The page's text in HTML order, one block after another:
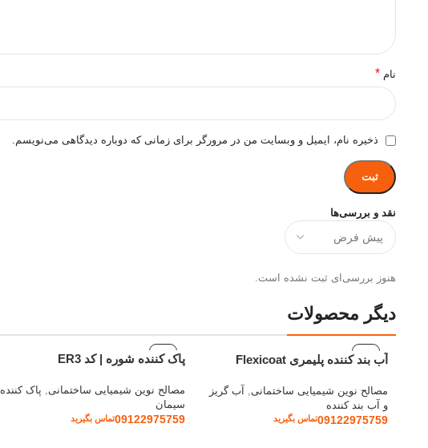
نقد و بررسی‌ها
هنوز بررسی‌ای ثبت نشده است.
نام *
ذخیره نام، ایمیل و وبسایت من در مرورگر برای زمانی که دوباره دیدگاهی می‌نویسم.
دیگر محصولات
آب بند کننده پلیمری Flexicoat
مصالح نوین شیمیایی ساختمانی
آب گریز
و آب بند کننده
09122975759تماس بگیرید
پاک کننده شوره | کد ER3
مصالح نوین شیمیایی ساختمانی, پاک کننده
سیمان
09122975759تماس بگیرید